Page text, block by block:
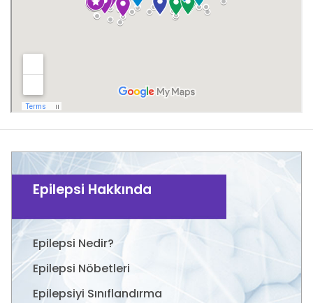
Epilepsi Hakkında
Epilepsi Nedir?
Epilepsi Nöbetleri
Epilepsiyi Sınıflandırma